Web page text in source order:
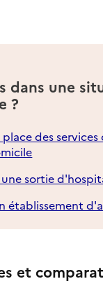
dans une
?
des
une sortie
établissement
et